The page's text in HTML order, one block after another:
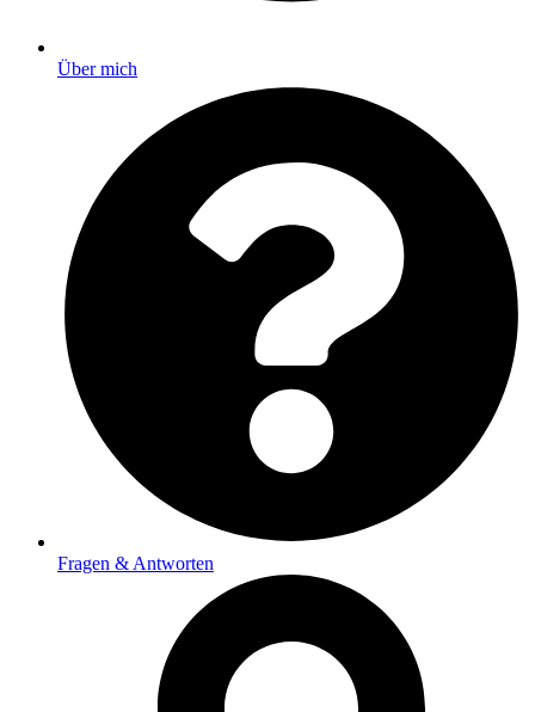
Über mich
Fragen & Antworten